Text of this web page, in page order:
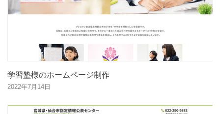
学習塾様のホームページ制作
2022年7月14日